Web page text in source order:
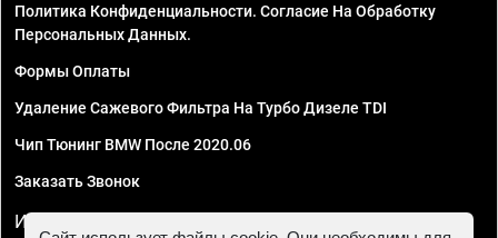
Политика Конфиденциальности. Согласие На Обработку
Персональных Данных.
Формы Оплаты
Удаление Сажевого Фильтра На Турбо Дизеле TDI
Чип Тюнинг BMW После 2020.06
Заказать Звонок
ИП Смирнов Георгий Павлович. ИНН 781302555843,